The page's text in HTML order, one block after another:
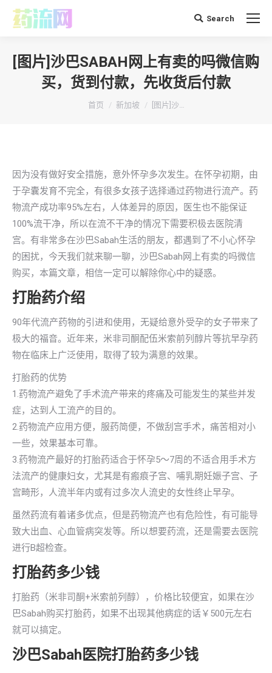
搜 Search
[图片]沙巴SABAH网上有卖的吗微信购
买，货到付款，先收货后付款
你在这里：
首页 新加坡 [图片]沙…
因为没有做好安全措施，意外怀孕多次发生。在怀孕初期，由
于孕囊发育不完全，有很多女孩子选择通过药物进行流产。药
物流产成功率95%左右，人体差异的原因，医生也不能保证
100%流干净，所以在流不干净的情况下需要积极去医院清
宫。有非常多在沙巴Sabah生活的朋友，都遇到了不小心怀孕
的困扰，今天我们就来聊一聊，沙巴Sabah网上有卖的吗微信
购买，本篇文章，相信一定可以解除你心中的疑惑。
打胎药介绍
90年代流产药物的引进和使用，无疑给意外受孕的女子带来了
极大的福音。近年来，米非司酮配伍米索前列醇片等抗早孕药
物在临床上广泛使用，取得了较为满意的效果。
打胎药的优势
1.药物流产避免了手术流产带来的疼痛及可能发生的某些并发
症，达到人工流产的目的。
2.药物流产应用方便，服药简便，不做刮宫手术，痛苦相对小
一些，效果基本可靠。
3.药物流产最好的打胎药适合于怀孕5～7周的不适合用手术方
法流产的健康妇女，尤其是有瘢痕子宫、哺乳期妊娠子宫、子
宫畸形，人流半年内或有过多次人流史的女性终止早孕。
虽然药流有着诸多优点，但是药物流产也有危险性，有可能导
致大出血、心血管病突发等。所以想要药流，还是需要去医院
进行B超检查。
打胎药多少钱
打胎药（米非司酮+米索前列醇），价格比较便宜，如果在沙
巴Sabah购买打胎药，如果不出现其他病症的话￥500元左右
就可以搞定。
沙巴Sabah医院打胎药多少钱